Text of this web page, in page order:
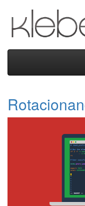
Kleber
Kihara